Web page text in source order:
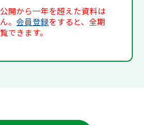
開から一年を超えた資料は
。会員登録をすると、全期
できます。